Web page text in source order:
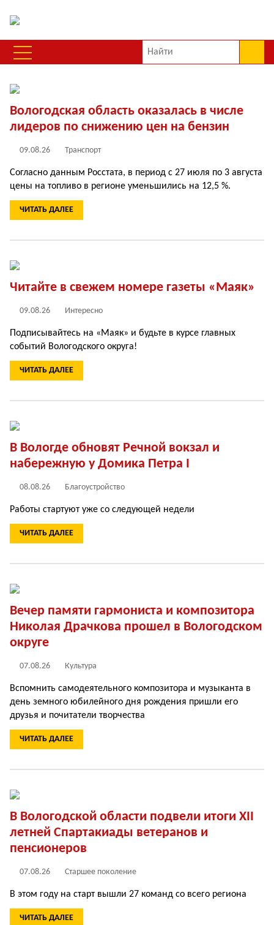
Вологодская область оказалась в числе
лидеров по снижению цен на бензин
09.08.26 Транспорт
Согласно данным Росстата, в период с 27 июля по 3 августа
цены на топливо в регионе уменьшились на 12,5 %.
ЧИТАТЬ ДАЛЕЕ
Читайте в свежем номере газеты «Маяк»
09.08.26 Интересно
Подписывайтесь на «Маяк» и будьте в курсе главных
событий Вологодского округа!
ЧИТАТЬ ДАЛЕЕ
В Вологде обновят Речной вокзал и
набережную у Домика Петра I
08.08.26 Благоустройство
Работы стартуют уже со следующей недели
ЧИТАТЬ ДАЛЕЕ
Вечер памяти гармониста и композитора
Николая Драчкова прошел в Вологодском
округе
07.08.26 Культура
Вспомнить самодеятельного композитора и музыканта в
день земного юбилейного дня рождения пришли его
друзья и почитатели творчества
ЧИТАТЬ ДАЛЕЕ
В Вологодской области подвели итоги XII
летней Спартакиады ветеранов и
пенсионеров
07.08.26 Старшее поколение
В этом году на старт вышли 27 команд со всего региона
ЧИТАТЬ ДАЛЕЕ